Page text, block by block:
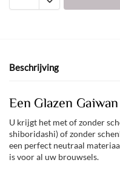
Beschrijving
Een Glazen Gaiwan
U krijgt het met of zonder
shiboridashi) of zonder
een perfect neutraal
is voor al uw brouwsels.